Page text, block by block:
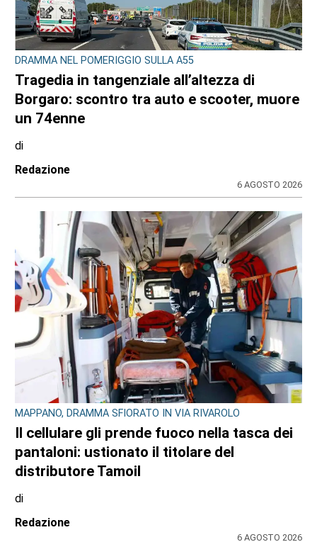
DRAMMA NEL POMERIGGIO SULLA A55
Tragedia in tangenziale all’altezza di
Borgaro: scontro tra auto e scooter, muore
un 74enne
di
Redazione
6 AGOSTO 2026
MAPPANO, DRAMMA SFIORATO IN VIA RIVAROLO
Il cellulare gli prende fuoco nella tasca dei
pantaloni: ustionato il titolare del
distributore Tamoil
di
Redazione
6 AGOSTO 2026